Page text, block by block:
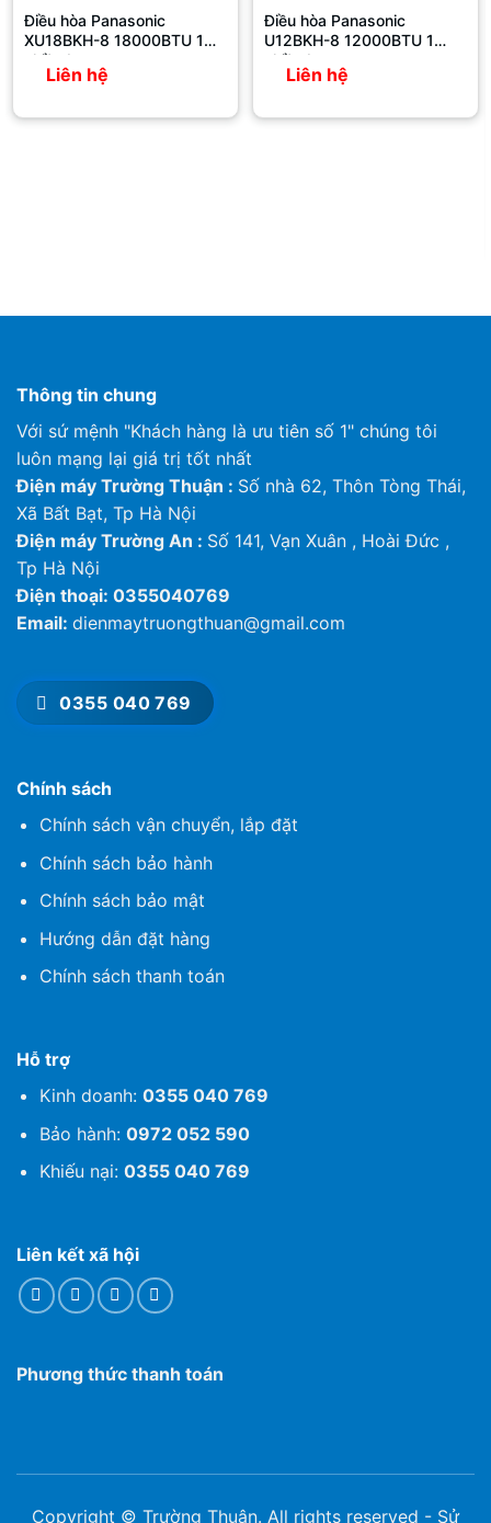
Điều hòa Panasonic
XU18BKH-8 18000BTU 1
chiều Inverter
Liên hệ
Điều hòa Panasonic
U12BKH-8 12000BTU 1
chiều Inverter
Liên hệ
Thông tin chung
Với sứ mệnh "Khách hàng là ưu tiên số 1" chúng tôi
luôn mạng lại giá trị tốt nhất
Điện máy Trường Thuận : Số nhà 62, Thôn Tòng Thái,
Xã Bất Bạt, Tp Hà Nội
Điện máy Trường An : Số 141, Vạn Xuân , Hoài Đức ,
Tp Hà Nội
Điện thoại: 0355040769
Email: dienmaytruongthuan@gmail.com
0355 040 769
Chính sách
Chính sách vận chuyển, lắp đặt
Chính sách bảo hành
Chính sách bảo mật
Hướng dẫn đặt hàng
Chính sách thanh toán
Hỗ trợ
Kinh doanh: 0355 040 769
Bảo hành: 0972 052 590
Khiếu nại: 0355 040 769
Liên kết xã hội
Phương thức thanh toán
Copyright © Trường Thuận. All rights reserved - Sử